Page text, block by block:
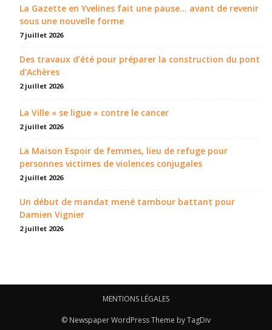
La Gazette en Yvelines fait une pause... avant de revenir
sous une nouvelle forme
7 juillet 2026
Des travaux d’été pour préparer la construction du pont
d’Achères
2 juillet 2026
La Ville « se ligue » contre le cancer
2 juillet 2026
La Maison Espoir de femmes, lieu de refuge pour
personnes victimes de violences conjugales
2 juillet 2026
Un début de mandat mené tambour battant pour
Damien Vignier
2 juillet 2026
MENTIONS LÉGALES
© Newspaper WordPress Theme by TagDiv